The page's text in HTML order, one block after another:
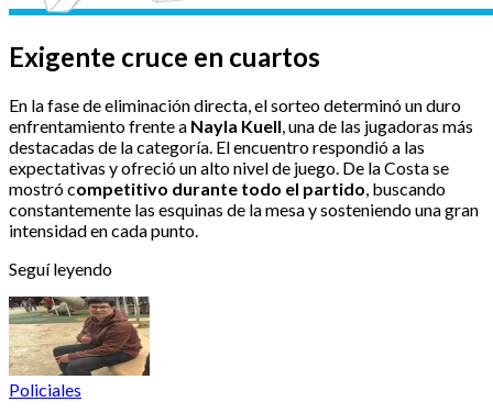
Exigente cruce en cuartos
En la fase de eliminación directa, el sorteo determinó un duro
enfrentamiento frente a Nayla Kuell , una de las jugadoras más
destacadas de la categoría. El encuentro respondió a las
expectativas y ofreció un alto nivel de juego. De la Costa se
mostró competitivo durante todo el partido , buscando
constantemente las esquinas de la mesa y sosteniendo una gran
intensidad en cada punto.
Seguí leyendo
Policiales